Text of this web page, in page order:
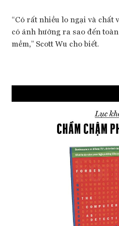
“Có rất nhiều lo ngại và chất
có ảnh hưởng ra sao đến
mềm,” Scott Wu cho biết.